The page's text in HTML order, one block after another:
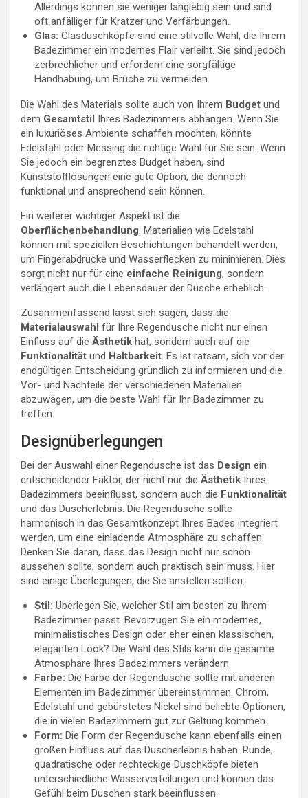
Allerdings können sie weniger langlebig sein und sind
oft anfälliger für Kratzer und Verfärbungen.
Glas: Glasduschköpfe sind eine stilvolle Wahl, die Ihrem
Badezimmer ein modernes Flair verleiht. Sie sind jedoch
zerbrechlicher und erfordern eine sorgfältige
Handhabung, um Brüche zu vermeiden.
Die Wahl des Materials sollte auch von Ihrem Budget und
dem Gesamtstil Ihres Badezimmers abhängen. Wenn Sie
ein luxuriöses Ambiente schaffen möchten, könnte
Edelstahl oder Messing die richtige Wahl für Sie sein. Wenn
Sie jedoch ein begrenztes Budget haben, sind
Kunststofflösungen eine gute Option, die dennoch
funktional und ansprechend sein können.
Ein weiterer wichtiger Aspekt ist die
Oberflächenbehandlung. Materialien wie Edelstahl
können mit speziellen Beschichtungen behandelt werden,
um Fingerabdrücke und Wasserflecken zu minimieren. Dies
sorgt nicht nur für eine einfache Reinigung, sondern
verlängert auch die Lebensdauer der Dusche erheblich.
Zusammenfassend lässt sich sagen, dass die
Materialauswahl für Ihre Regendusche nicht nur einen
Einfluss auf die Ästhetik hat, sondern auch auf die
Funktionalität und Haltbarkeit. Es ist ratsam, sich vor der
endgültigen Entscheidung gründlich zu informieren und die
Vor- und Nachteile der verschiedenen Materialien
abzuwägen, um die beste Wahl für Ihr Badezimmer zu
treffen.
Designüberlegungen
Bei der Auswahl einer Regendusche ist das Design ein
entscheidender Faktor, der nicht nur die Ästhetik Ihres
Badezimmers beeinflusst, sondern auch die Funktionalität
und das Duscherlebnis. Die Regendusche sollte
harmonisch in das Gesamtkonzept Ihres Bades integriert
werden, um eine einladende Atmosphäre zu schaffen.
Denken Sie daran, dass das Design nicht nur schön
aussehen sollte, sondern auch praktisch sein muss. Hier
sind einige Überlegungen, die Sie anstellen sollten:
Stil: Überlegen Sie, welcher Stil am besten zu Ihrem
Badezimmer passt. Bevorzugen Sie ein modernes,
minimalistisches Design oder eher einen klassischen,
eleganten Look? Die Wahl des Stils kann die gesamte
Atmosphäre Ihres Badezimmers verändern.
Farbe: Die Farbe der Regendusche sollte mit anderen
Elementen im Badezimmer übereinstimmen. Chrom,
Edelstahl und gebürstetes Nickel sind beliebte Optionen,
die in vielen Badezimmern gut zur Geltung kommen.
Form: Die Form der Regendusche kann ebenfalls einen
großen Einfluss auf das Duscherlebnis haben. Runde,
quadratische oder rechteckige Duschköpfe bieten
unterschiedliche Wasserverteilungen und können das
Gefühl beim Duschen stark beeinflussen.